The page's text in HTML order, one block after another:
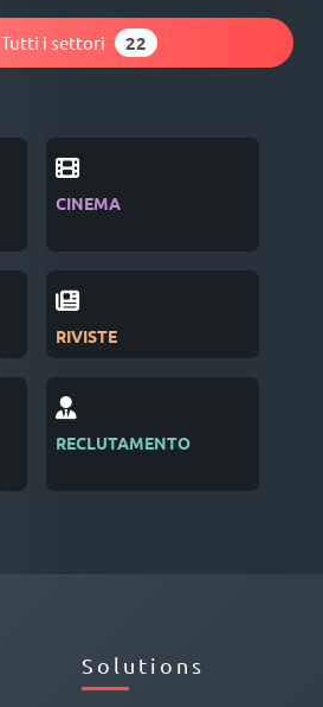
Tutti i settori 22
CINEMA
RIVISTE
RECLUTAMENTO
Solutions